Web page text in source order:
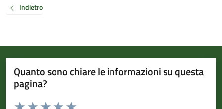
Indietro
Quanto sono chiare le informazioni su questa
pagina?
Valuta da 1 a 5 stelle la pagina